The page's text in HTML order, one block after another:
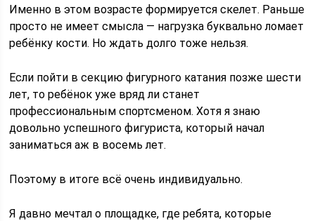
Именно в этом возрасте формируется скелет. Раньше
просто не имеет смысла — нагрузка буквально ломает
ребёнку кости. Но ждать долго тоже нельзя.
Если пойти в секцию фигурного катания позже шести
лет, то ребёнок уже вряд ли станет
профессиональным спортсменом. Хотя я знаю
довольно успешного фигуриста, который начал
заниматься аж в восемь лет.
Поэтому в итоге всё очень индивидуально.
Я давно мечтал о площадке, где ребята, которые